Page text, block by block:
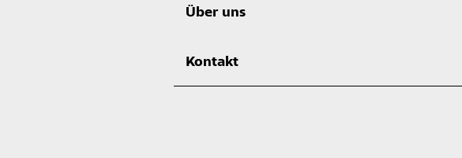
Über uns
Kontakt